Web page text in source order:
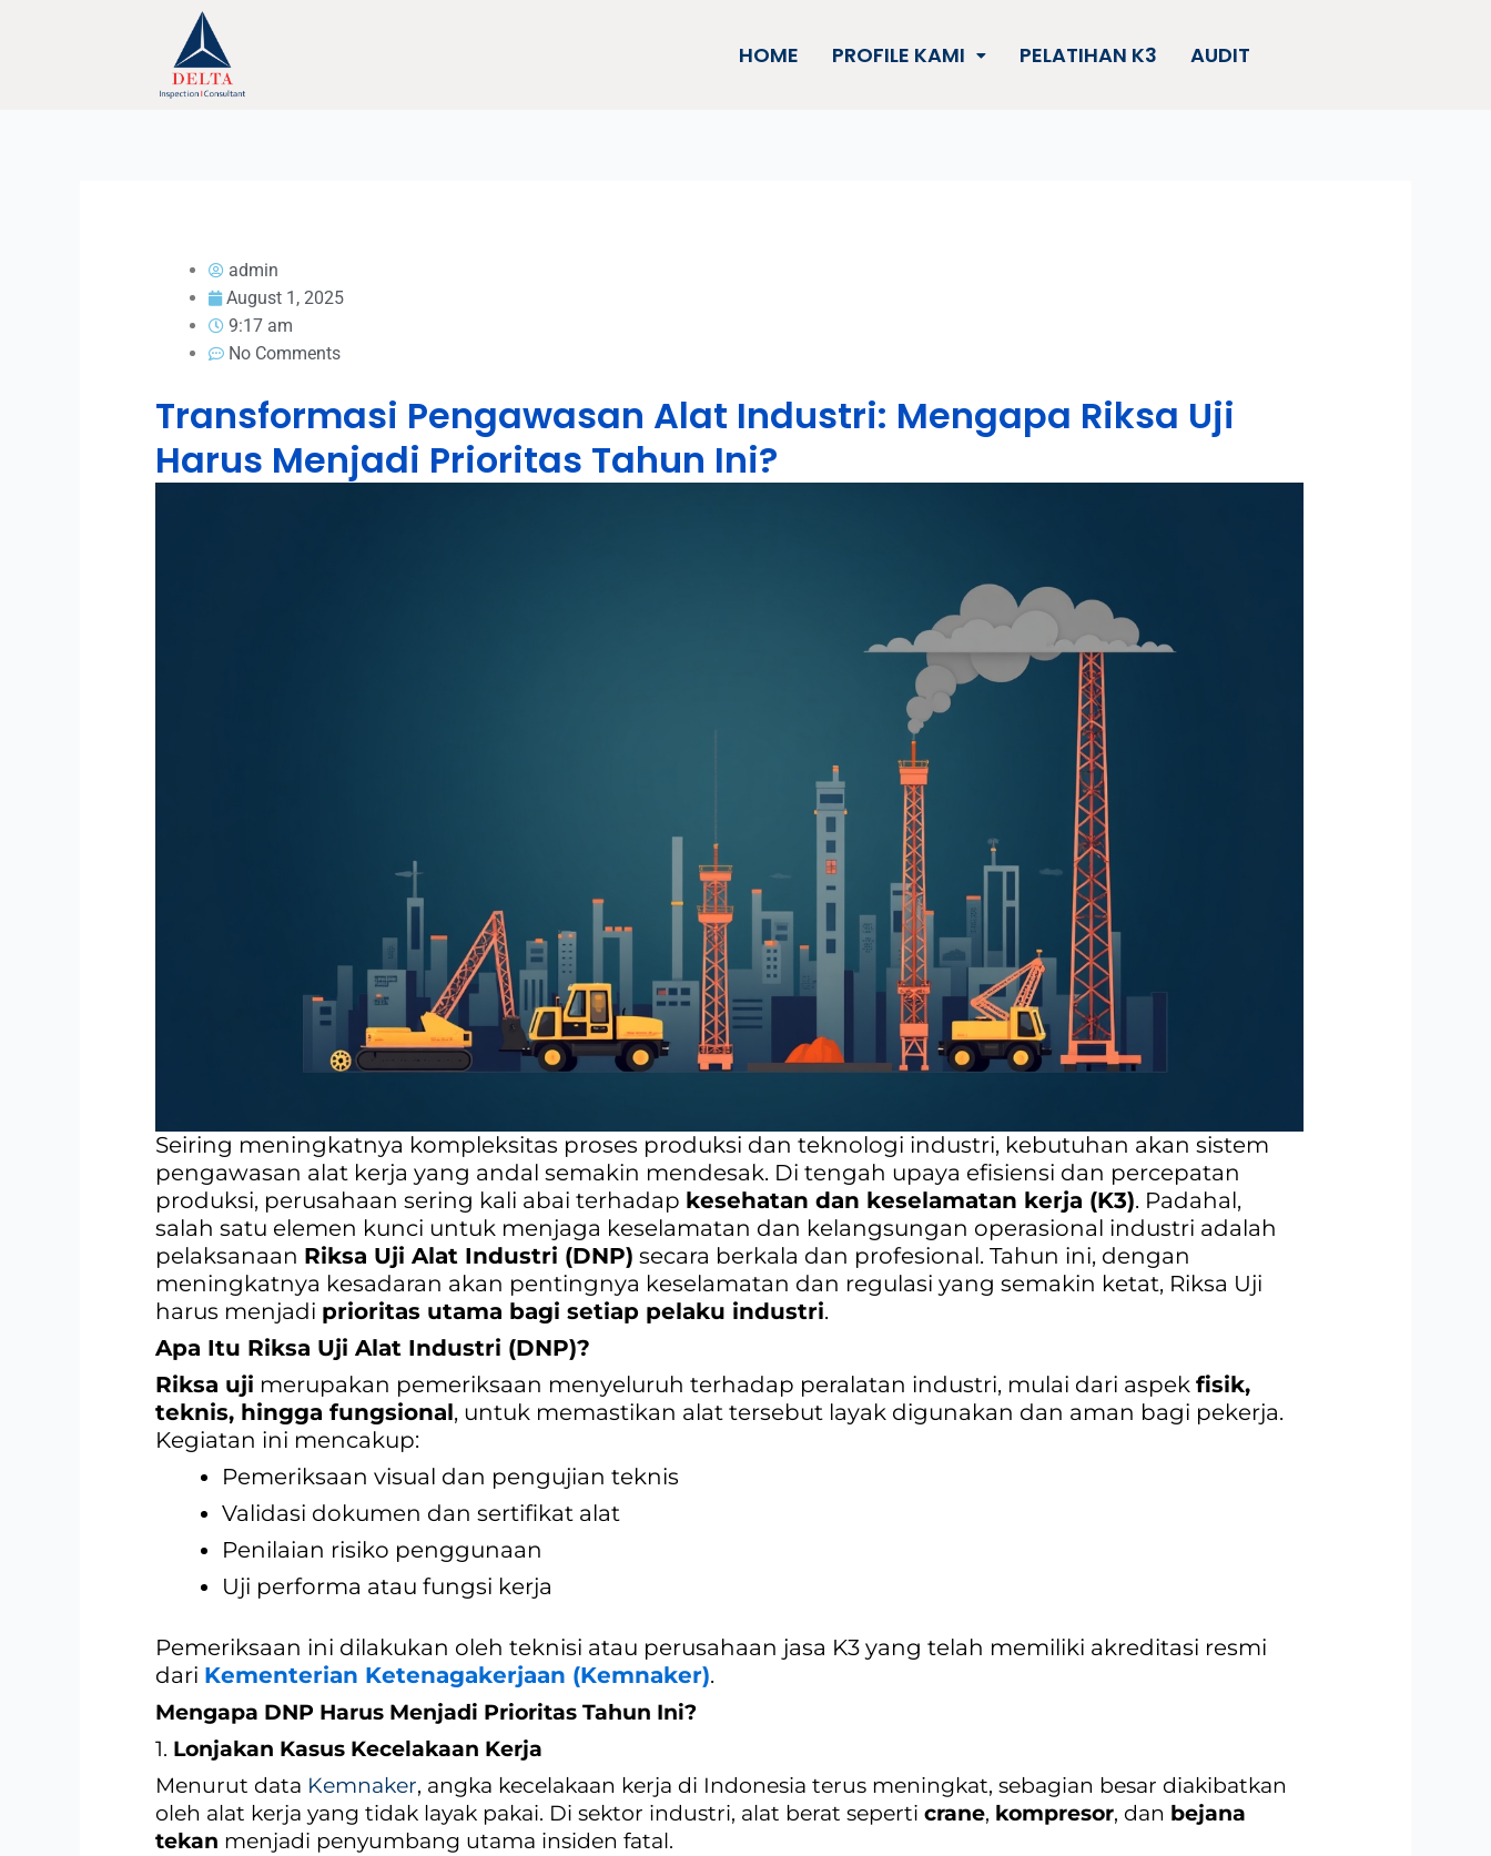
HOME PROFILE KAMI PELATIHAN K3 AUDIT
admin
August 1, 2025
9:17 am
No Comments
Transformasi Pengawasan Alat Industri: Mengapa Riksa Uji
Harus Menjadi Prioritas Tahun Ini?
Seiring meningkatnya kompleksitas proses produksi dan teknologi industri, kebutuhan akan sistem
pengawasan alat kerja yang andal semakin mendesak. Di tengah upaya efisiensi dan percepatan
produksi, perusahaan sering kali abai terhadap kesehatan dan keselamatan kerja (K3). Padahal,
salah satu elemen kunci untuk menjaga keselamatan dan kelangsungan operasional industri adalah
pelaksanaan Riksa Uji Alat Industri (DNP) secara berkala dan profesional. Tahun ini, dengan
meningkatnya kesadaran akan pentingnya keselamatan dan regulasi yang semakin ketat, Riksa Uji
harus menjadi prioritas utama bagi setiap pelaku industri.
Apa Itu Riksa Uji Alat Industri (DNP)?
Riksa uji merupakan pemeriksaan menyeluruh terhadap peralatan industri, mulai dari aspek fisik,
teknis, hingga fungsional, untuk memastikan alat tersebut layak digunakan dan aman bagi pekerja.
Kegiatan ini mencakup:
Pemeriksaan visual dan pengujian teknis
Validasi dokumen dan sertifikat alat
Penilaian risiko penggunaan
Uji performa atau fungsi kerja
Pemeriksaan ini dilakukan oleh teknisi atau perusahaan jasa K3 yang telah memiliki akreditasi resmi
dari Kementerian Ketenagakerjaan (Kemnaker).
Mengapa DNP Harus Menjadi Prioritas Tahun Ini?
1. Lonjakan Kasus Kecelakaan Kerja
Menurut data Kemnaker, angka kecelakaan kerja di Indonesia terus meningkat, sebagian besar diakibatkan
oleh alat kerja yang tidak layak pakai. Di sektor industri, alat berat seperti crane, kompresor, dan bejana
tekan menjadi penyumbang utama insiden fatal.